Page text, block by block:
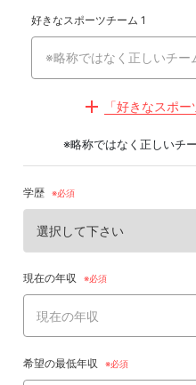
好きなスポーツチーム 1
「好きなスポ
※略称ではなく正しいチ
学歴
現在の年収
希望の最低年収